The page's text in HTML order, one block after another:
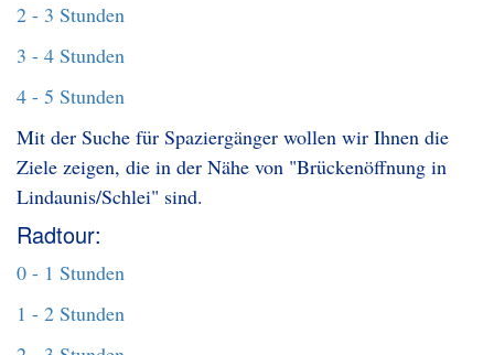
2 - 3 Stunden
3 - 4 Stunden
4 - 5 Stunden
Mit der Suche für Spaziergänger wollen wir Ihnen die
Ziele zeigen, die in der Nähe von "Brückenöffnung in
Lindaunis/Schlei" sind.
Radtour:
0 - 1 Stunden
1 - 2 Stunden